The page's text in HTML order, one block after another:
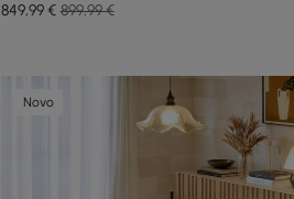
849,99€ 899,99 €
Novo